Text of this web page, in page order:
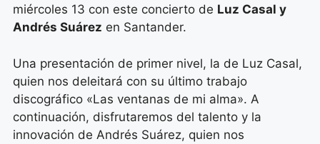
miércoles 13 con este concierto de Luz Casal y
Andrés Suárez en Santander.
Una presentación de primer nivel, la de Luz Casal,
quien nos deleitará con su último trabajo
discográfico «Las ventanas de mi alma». A
continuación, disfrutaremos del talento y la
innovación de Andrés Suárez, quien nos